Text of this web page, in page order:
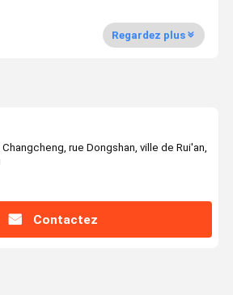
Regardez plus
rue Dongshan, ville de Rui'an,
Contactez